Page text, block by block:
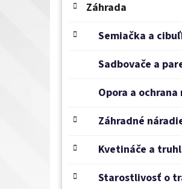
Záhrada
Semiačka a
Sadbovače a
Opora a
Záhradné
Kvetináče a
Starostlivosť o